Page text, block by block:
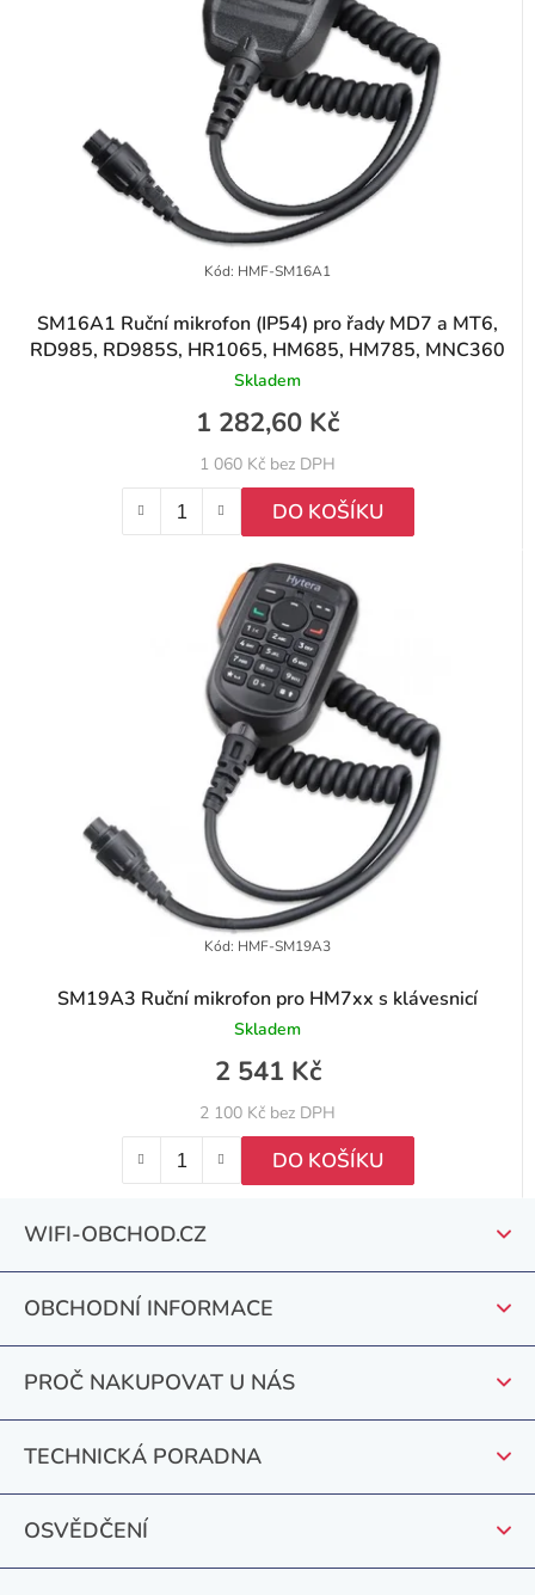
SM16A1 Ruční mikrofon (IP54) pro řady MD7 a MT6,
RD985, RD985S, HR1065, HM685, HM785, MNC360
Skladem
1 060 Kč bez DPH
1 282,60 Kč
DO KOŠÍKU
Kód: HMF-SM16A1
SM19A3 Ruční mikrofon pro HM7xx s klávesnicí
Skladem
2 100 Kč bez DPH
2 541 Kč
DO KOŠÍKU
Kód: HMF-SM19A3
WIFI-OBCHOD.CZ
OBCHODNÍ INFORMACE
PROČ NAKUPOVAT U NÁS
TECHNICKÁ PORADNA
OSVĚDČENÍ